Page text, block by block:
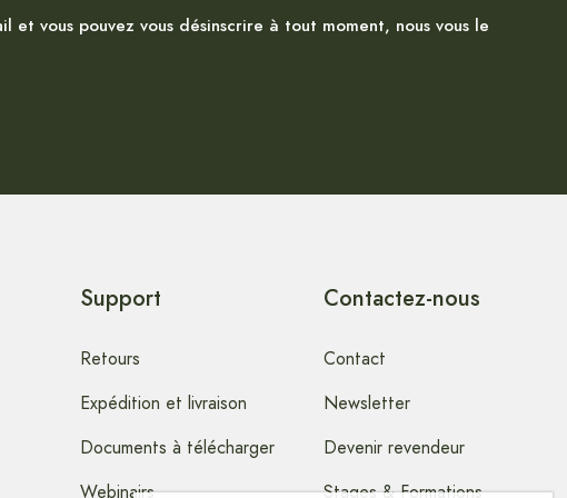
et vous pouvez vous désinscrire à tout moment, nous vous le
Support
Retours
Expédition et livraison
Documents à télécharger
Webinairs
Contactez-nous
Contact
Newsletter
Devenir revendeur
Stages & Formations